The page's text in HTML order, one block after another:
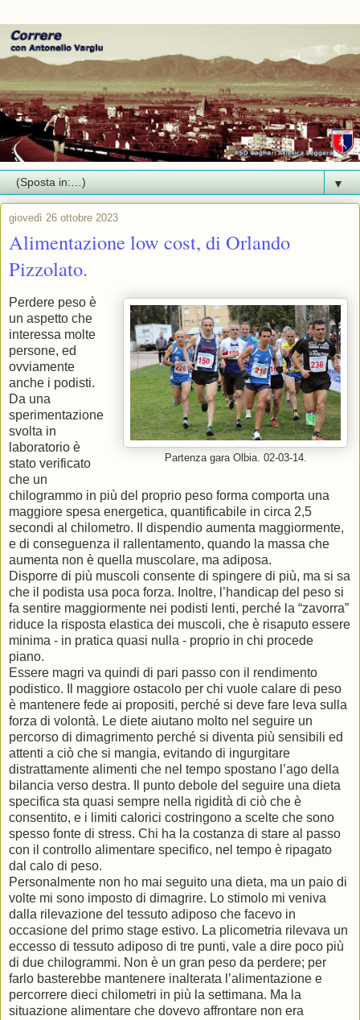
▼
giovedì 26 ottobre 2023
Alimentazione low cost, di Orlando
Pizzolato.
Partenza gara Olbia. 02-03-14.
Perdere peso è
un aspetto che
interessa molte
persone, ed
ovviamente
anche i podisti.
Da una
sperimentazione
svolta in
laboratorio è
stato verificato
che un
chilogrammo in più del proprio peso forma comporta una
maggiore spesa energetica, quantificabile in circa 2,5
secondi al chilometro.
Il dispendio aumenta maggiormente,
e di conseguenza il rallentamento, quando la massa che
aumenta non è quella muscolare, ma adiposa.
Disporre di più muscoli consente di spingere di più, ma si sa
che il podista usa poca forza. Inoltre, l’handicap del peso si
fa sentire maggiormente nei podisti lenti, perché la “zavorra”
riduce la risposta elastica dei muscoli, che è risaputo essere
minima - in pratica quasi nulla - proprio in chi procede
piano.
Essere magri va quindi di pari passo con il rendimento
podistico. Il maggiore ostacolo per chi vuole calare di peso
è mantenere fede ai propositi, perché si deve fare leva sulla
forza di volontà. Le diete aiutano molto nel seguire un
percorso di dimagrimento perché si diventa più sensibili ed
attenti a ciò che si mangia, evitando di ingurgitare
distrattamente alimenti che nel tempo spostano l’ago della
bilancia verso destra. Il punto debole del seguire una dieta
specifica sta quasi sempre nella rigidità di ciò che è
consentito, e i limiti calorici costringono a scelte che sono
spesso fonte di stress. Chi ha la costanza di stare al passo
con il controllo alimentare specifico, nel tempo è ripagato
dal calo di peso.
Personalmente non ho mai seguito una dieta, ma un paio di
volte mi sono imposto di dimagrire. Lo stimolo mi veniva
dalla rilevazione del tessuto adiposo che facevo in
occasione del primo stage estivo. La plicometria rilevava un
eccesso di tessuto adiposo di tre punti, vale a dire poco più
di due chilogrammi. Non è un gran peso da perdere; per
farlo basterebbe mantenere inalterata l’alimentazione e
percorrere dieci chilometri in più la settimana. Ma la
situazione alimentare che dovevo affrontare non era